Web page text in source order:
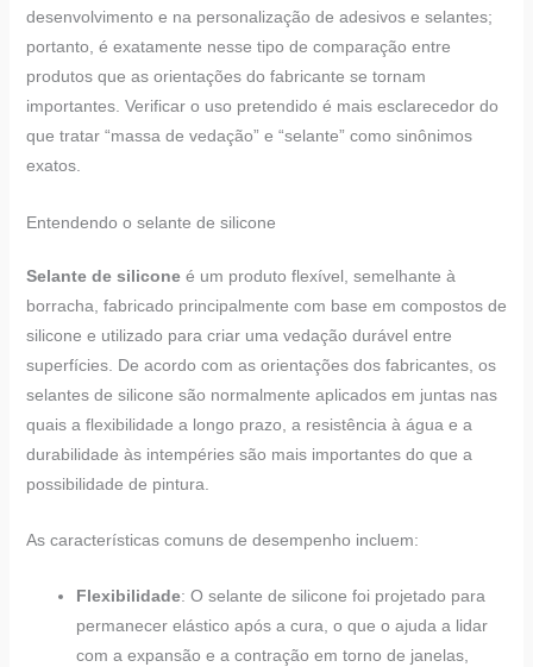
desenvolvimento e na personalização de adesivos e selantes;
portanto, é exatamente nesse tipo de comparação entre
produtos que as orientações do fabricante se tornam
importantes. Verificar o uso pretendido é mais esclarecedor do
que tratar “massa de vedação” e “selante” como sinônimos
exatos.
Entendendo o selante de silicone
Selante de siliconeé um produto flexível, semelhante à
borracha, fabricado principalmente com base em compostos de
silicone e utilizado para criar uma vedação durável entre
superfícies. De acordo com as orientações dos fabricantes, os
selantes de silicone são normalmente aplicados em juntas nas
quais a flexibilidade a longo prazo, a resistência à água e a
durabilidade às intempéries são mais importantes do que a
possibilidade de pintura.
As características comuns de desempenho incluem:
Flexibilidade: O selante de silicone foi projetado para
permanecer elástico após a cura, o que o ajuda a lidar
com a expansão e a contração em torno de janelas,